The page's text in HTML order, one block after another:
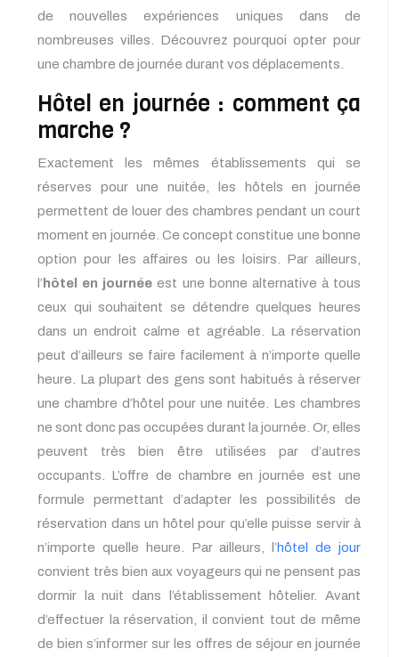
de nouvelles expériences uniques dans de
nombreuses villes. Découvrez pourquoi opter pour
une chambre de journée durant vos déplacements.
Hôtel en journée : comment ça
marche ?
Exactement les mêmes établissements qui se
réserves pour une nuitée, les hôtels en journée
permettent de louer des chambres pendant un court
moment en journée. Ce concept constitue une bonne
option pour les affaires ou les loisirs. Par ailleurs,
l’ hôtel en journéeest une bonne alternative à tous
ceux qui souhaitent se détendre quelques heures
dans un endroit calme et agréable. La réservation
peut d’ailleurs se faire facilement à n’importe quelle
heure. La plupart des gens sont habitués à réserver
une chambre d’hôtel pour une nuitée. Les chambres
ne sont donc pas occupées durant la journée. Or, elles
peuvent très bien être utilisées par d’autres
occupants. L’offre de chambre en journée est une
formule permettant d’adapter les possibilités de
réservation dans un hôtel pour qu’elle puisse servir à
n’importe quelle heure. Par ailleurs, l’hôtel de jour
convient très bien aux voyageurs qui ne pensent pas
dormir la nuit dans l’établissement hôtelier. Avant
d’effectuer la réservation, il convient tout de même
de bien s’informer sur les offres de séjour en journée